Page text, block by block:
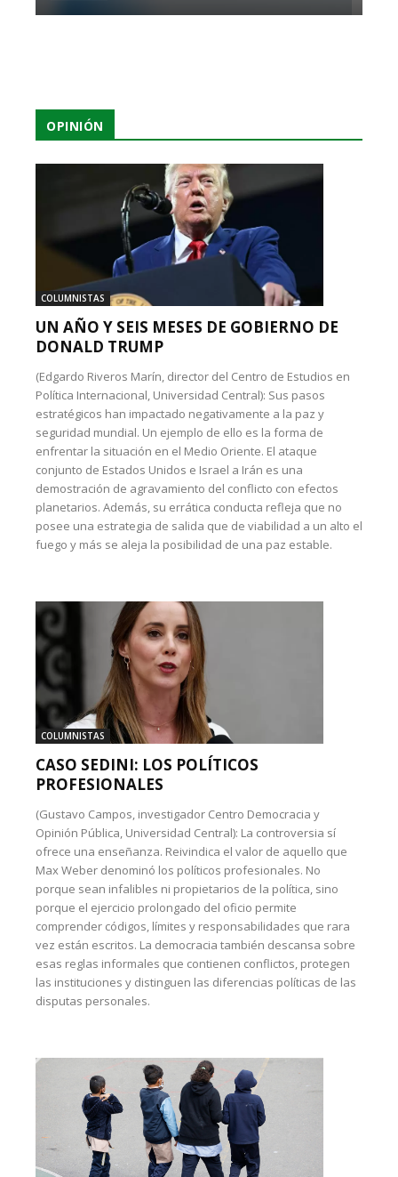
OPINIÓN
COLUMNISTAS
UN AÑO Y SEIS MESES DE GOBIERNO DE
DONALD TRUMP
(Edgardo Riveros Marín, director del Centro de Estudios en
Política Internacional, Universidad Central): Sus pasos
estratégicos han impactado negativamente a la paz y
seguridad mundial. Un ejemplo de ello es la forma de
enfrentar la situación en el Medio Oriente. El ataque
conjunto de Estados Unidos e Israel a Irán es una
demostración de agravamiento del conflicto con efectos
planetarios. Además, su errática conducta refleja que no
posee una estrategia de salida que de viabilidad a un alto el
fuego y más se aleja la posibilidad de una paz estable.
COLUMNISTAS
CASO SEDINI: LOS POLÍTICOS
PROFESIONALES
(Gustavo Campos, investigador Centro Democracia y
Opinión Pública, Universidad Central): La controversia sí
ofrece una enseñanza. Reivindica el valor de aquello que
Max Weber denominó los políticos profesionales. No
porque sean infalibles ni propietarios de la política, sino
porque el ejercicio prolongado del oficio permite
comprender códigos, límites y responsabilidades que rara
vez están escritos. La democracia también descansa sobre
esas reglas informales que contienen conflictos, protegen
las instituciones y distinguen las diferencias políticas de las
disputas personales.